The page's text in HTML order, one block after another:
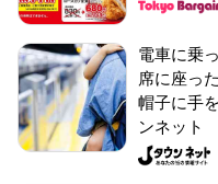
電車に乗
席に座っ
帽子に手
ンネット